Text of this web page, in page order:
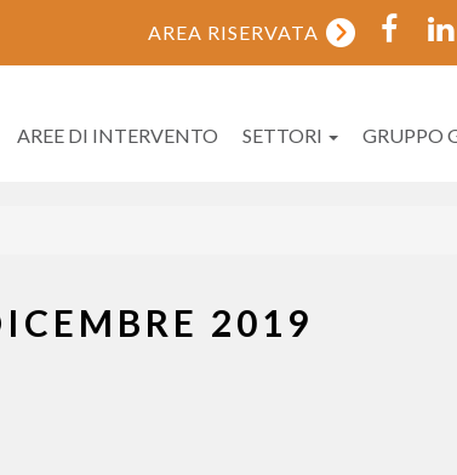
AREA RISERVATA
AREE DI INTERVENTO SETTORI GRUPPO
2019